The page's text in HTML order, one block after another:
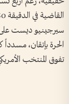
سيرجينيو ديست على
الحرة بإتقان، مسدداً
تفوق المنتخب